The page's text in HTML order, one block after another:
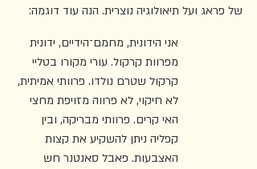
של פראג ועל תיאולוגיה נוצרית. הנה עוד דוגמה:
אני הידונית, מחמם־הידיים, ידונית
מפרוות קרקול. עורי מקורו בטליי
קרקול שטרם נולדו. פרוותי אמיתית,
לא חיקוי, לא פרווה מזויפת מחצי
האי קרים. פרוותי מבריקה, ובין
קפליה ניתן להשקיע את קצות
האצבעות. פאבל סאנטנר חש